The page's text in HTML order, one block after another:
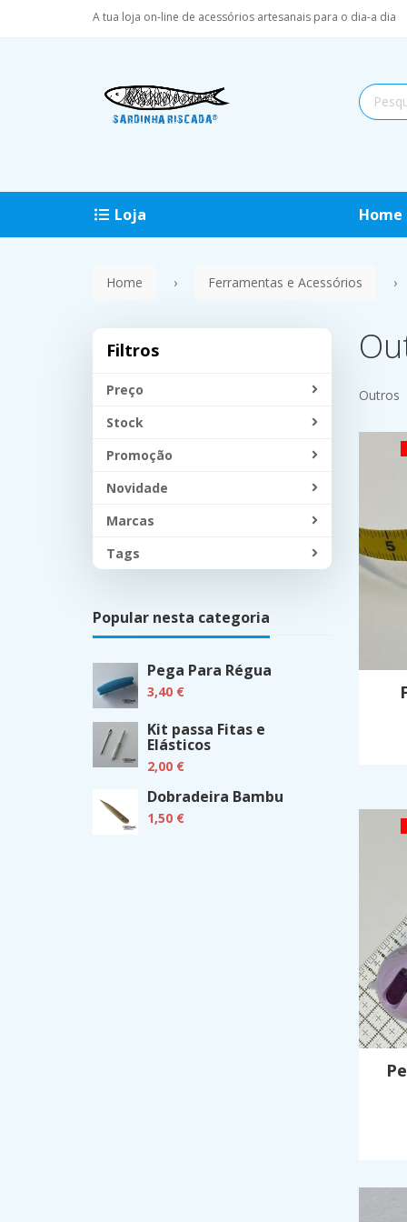
A tua loja on-line de acessórios artesanais para o dia-a dia
Home
Loja
Home Ferramentas e Acessórios
Filtros
Preço
Stock
Promoção
Novidade
Marcas
Tags
Popular nesta categoria
Pega Para Régua
3,40 €
Kit passa Fitas e
Elásticos
2,00 €
Dobradeira Bambu
1,50 €
Outros